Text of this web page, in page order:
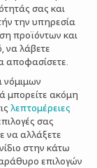
σας και
την υπηρεσία
προϊόντων και
να λάβετε
αποφασίσετε.
νόμιμων
μπορείτε ακόμη
λεπτομέρειες
σας
να αλλάξετε
στην κάτω
επιλογών